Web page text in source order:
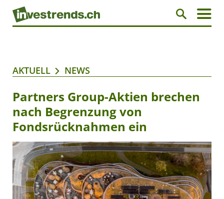
AKTUELL NEWS
Partners Group-Aktien brechen
nach Begrenzung von
Fondsrücknahmen ein